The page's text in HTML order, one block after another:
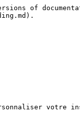
of
votre